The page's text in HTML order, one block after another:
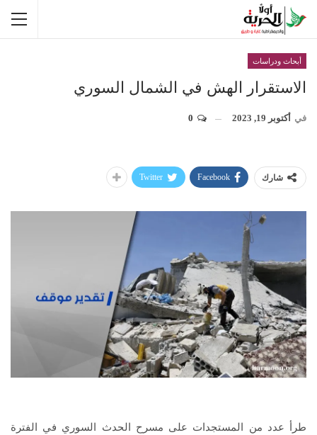
أبحاث ودراسات
الاستقرار الهش في الشمال السوري
في أكتوبر 19, 2023
شارك Facebook
Twitter
طرأ عدد من المستجدات على مسرح الحدث السوري في الفترة